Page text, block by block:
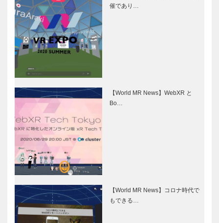
催であり…
【World MR News】WebXR と
Bo…
【World MR News】コロナ時代で
もできる…